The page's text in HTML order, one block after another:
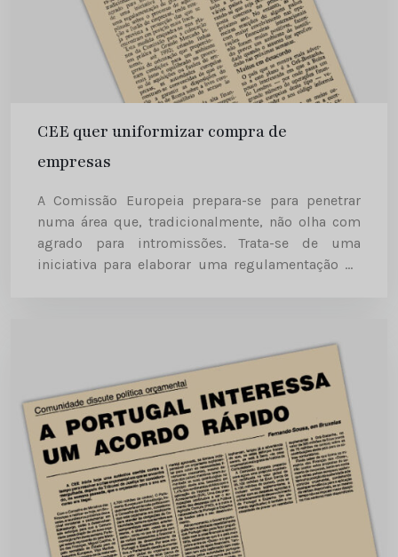
CEE quer uniformizar compra de
empresas
A Comissão Europeia prepara-se para penetrar
numa área que, tradicionalmente, não olha com
agrado para intromissões. Trata-se de uma
iniciativa para elaborar uma regulamentação de